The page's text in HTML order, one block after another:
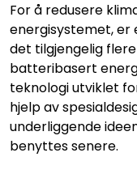
For å redusere
energisystemet, er
det tilgjengelig
batteribasert
teknologi utviklet
hjelp av
underliggende
benyttes senere.
Service og support
Kontakt oss